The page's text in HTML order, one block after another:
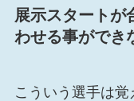
展示スタートが
わせる事ができ
こういう選手は